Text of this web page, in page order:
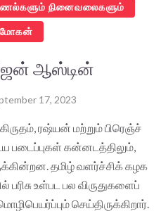
நினைவலைகளும்
மோகன்
ஆஸ்டின்
17, 2023
ரஷ்யன் மற்றும் பிரெஞ்ச்
படைப்புகள் கன்னடத்திலும்,
தமிழ் வளர்ச்சிக் கழக
பரிசு உள்பட பல விருதுகளைப்
செய்திருக்கிறார்.